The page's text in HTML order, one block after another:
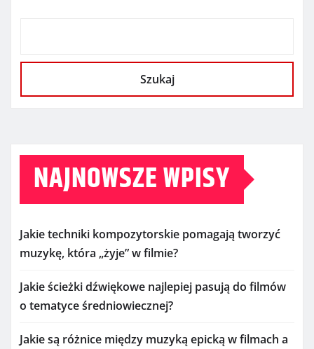
Szukaj
NAJNOWSZE WPISY
Jakie techniki kompozytorskie pomagają tworzyć
muzykę, która „żyje” w filmie?
Jakie ścieżki dźwiękowe najlepiej pasują do filmów
o tematyce średniowiecznej?
Jakie są różnice między muzyką epicką w filmach a